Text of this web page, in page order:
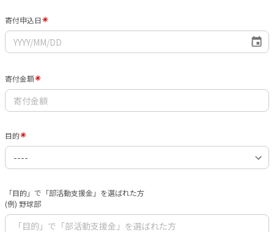
寄付申込日
寄付金額
目的
「目的」で「部活動支援金」を選ばれた方
(例) 野球部